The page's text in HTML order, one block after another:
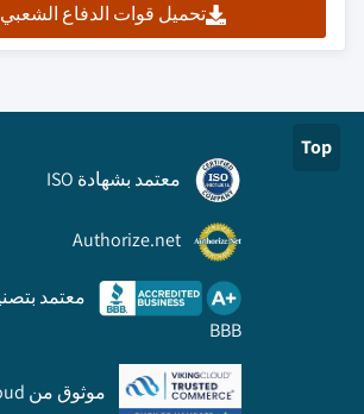
تحميل قوات الدفاع الشعبي
Top
معتمد بشهادة ISO
Authorize.net
BBB
موثوق من Viking Cloud